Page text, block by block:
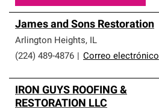
James and Sons Restoration
Arlington Heights, IL
(224) 489-4876
Correo electrónico
IRON GUYS ROOFING &
RESTORATION LLC